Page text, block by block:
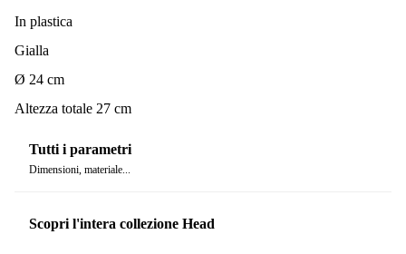
In plastica
Gialla
Ø 24 cm
Altezza totale 27 cm
Tutti i parametri
Dimensioni, materiale...
Scopri l'intera collezione Head